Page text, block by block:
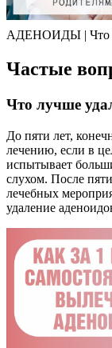
АДЕНОИДЫ | Что
Частые
Что лучше
До пяти лет,
лечению, если в
испытывает
слухом. После
лечебных
удаление